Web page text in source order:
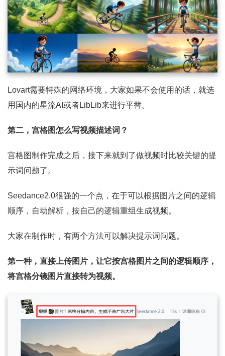
Lovart需要特殊的网络环境，大家如果不会使用的话，就选
用国内的星流AI或者LibLib来进行平替。
第二，宫格图怎么写视频描述词？
宫格图制作完成之后，接下来就到了做视频时比较关键的提
示词问题了。
Seedance2.0很强的一个点，在于可以根据图片之间的逻辑
顺序，自动解析，按自己的逻辑重组生成视频。
大家在制作时，有两个方法可以解决提示词问题。
第一种，直接上传图片，让它按宫格图片之间的逻辑顺序，
将宫格分镜图片直接转为视频。